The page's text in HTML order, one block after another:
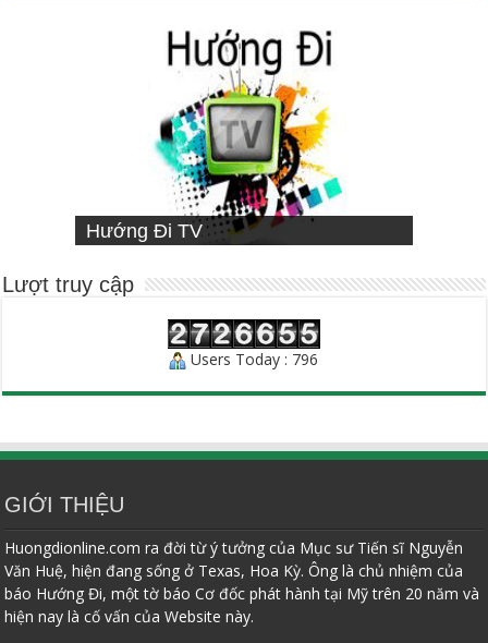
Hướng Đi TV
Sống Đạo
VIETNAMESE MISSIONARY
INSTITUTE
Người Chăn Bầy
Lượt truy cập
Users Today : 796
GIỚI THIỆU
Huongdionline.com ra đời từ ý tưởng của Mục sư Tiến sĩ Nguyễn
Văn Huệ, hiện đang sống ở Texas, Hoa Kỳ. Ông là chủ nhiệm của
báo Hướng Đi, một tờ báo Cơ đốc phát hành tại Mỹ trên 20 năm và
hiện nay là cố vấn của Website này.